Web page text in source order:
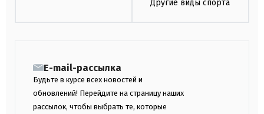
Другие виды спорта
E-mail-рассылка
Будьте в курсе всех новостей и
обновлений! Перейдите на страницу наших
рассылок, чтобы выбрать те, которые